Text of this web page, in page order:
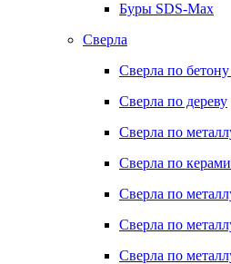
Буры SDS-Max
Сверла
Сверла по
Сверла по дереву
Сверла по
Сверла по
Сверла по
Сверла по
Сверла по